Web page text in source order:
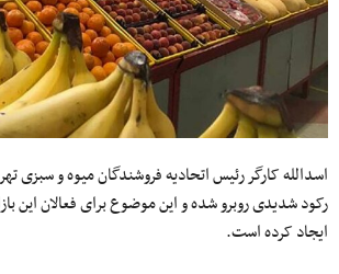
اسدالله کارگر رئیس اتحادیه فروشندگان میوه و سبزی
رکود شدیدی روبرو شده و این موضوع برای فعالان این
ایجاد کرده است.